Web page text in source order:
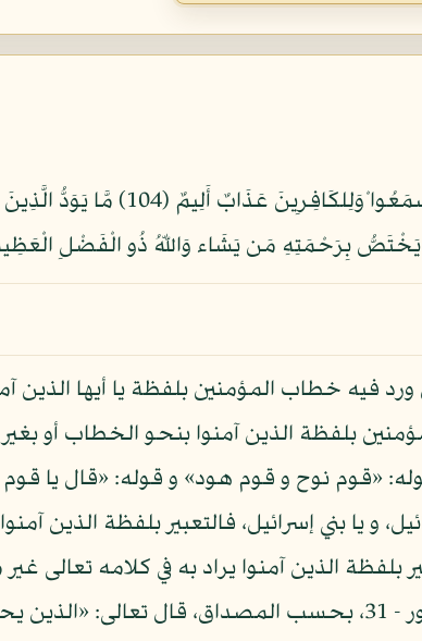
يَا أَيُّهَا الَّذِينَ آمَنُواْ لاَ تَقُولُواْ رَاعِنَا
بِرَحْمَتِهِ مَن يَشَاء وَاللّهُ ذُو الْفَضْلِ الْعَظِيمِ
ورد فيه خطاب المؤمنين بلفظة يا أيها الذين
بلفظة الذين آمنوا بنحو الخطاب أو
«قوم نوح و قوم هود» و قوله: «قال يا قوم
يا بني إسرائيل، فالتعبير بلفظة الذين
بلفظة الذين آمنوا يراد به في كلامه تعالى
تعالى: «و توبوا إلى الله جميعا أيها المؤمنون»: النور - 31، بحسب